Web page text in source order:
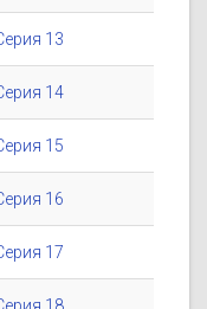
13
14
15
16
17